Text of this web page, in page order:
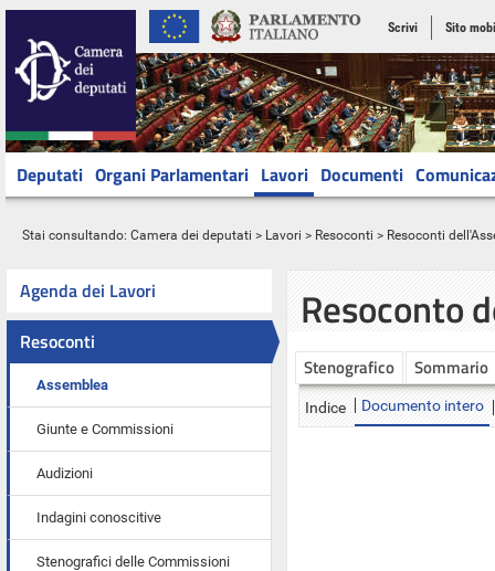
Scrivi Sito
Deputati Organi Parlamentari Lavori Documenti
Stai consultando: Camera dei deputati > Lavori > Resoconti > Resoconti
Agenda dei Lavori
Resoconti
Assemblea
Giunte e Commissioni
Audizioni
Indagini conoscitive
Stenografici delle Commissioni
Resoconto
Stenografico Sommario
Indice Documento intero